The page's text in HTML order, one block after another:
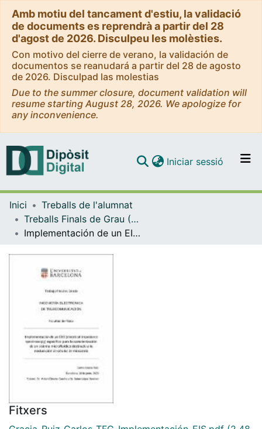
Amb motiu del tancament d'estiu, la validació
de documents es reprendrà a partir del 28
d'agost de 2026. Disculpeu les molèsties.
Con motivo del cierre de verano, la validación de
documentos se reanudará a partir del 28 de agosto
de 2026. Disculpad las molestias
Due to the summer closure, document validation will
resume starting August 28, 2026. We apologize for
any inconvenience.
Navega per tot el DD
Com publicar
Iniciar sessió (current)
Inici
Treballs de l'alumnat
Treballs Finals de Grau (TFG) - Enginyeria Electrònica de Telecomunicació
Implementación de un EIS (electrical impedance spectroscopy) específico para la caracterización de un sistema microfluídico destinado a la maduración de células de miocardio
Fitxers